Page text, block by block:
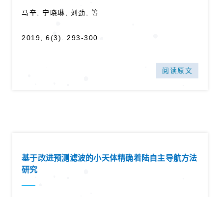
马辛, 宁晓琳, 刘劲, 等
2019, 6(3): 293-300
阅读原文
基于改进预测滤波的小天体精确着陆自主导航方法
研究